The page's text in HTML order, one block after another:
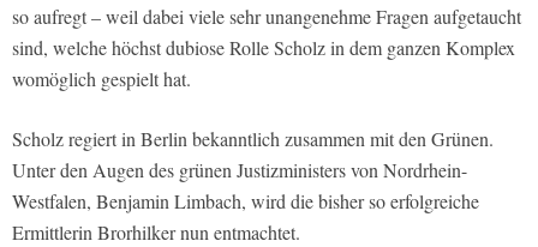
so aufregt – weil dabei viele sehr unangenehme Fragen aufgetaucht
sind, welche höchst dubiose Rolle Scholz in dem ganzen Komplex
womöglich gespielt hat.
Scholz regiert in Berlin bekanntlich zusammen mit den Grünen.
Unter den Augen des grünen Justizministers von Nordrhein-
Westfalen, Benjamin Limbach, wird die bisher so erfolgreiche
Ermittlerin Brorhilker nun entmachtet.